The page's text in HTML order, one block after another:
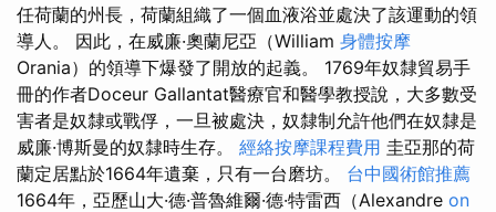
任荷蘭的州長，荷蘭組織了一個血液浴並處決了該運動的領
導人。 因此，在威廉·奧蘭尼亞（William 身體按摩
Orania）的領導下爆發了開放的起義。 1769年奴隸貿易手
冊的作者Doceur Gallantat醫療官和醫學教授說，大多數受
害者是奴隸或戰俘，一旦被處決，奴隸制允許他們在奴隸是
威廉·博斯曼的奴隸時生存。 經絡按摩課程費用 圭亞那的荷
蘭定居點於1664年遺棄，只有一台磨坊。 台中國術館推薦
1664年，亞歷山大·德·普魯維爾·德·特雷西（Alexandre on